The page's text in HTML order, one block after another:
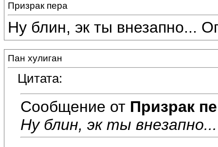
Призрак пера
Ну блин, эк ты внезапно...
Пан хулиган
Цитата:
Сообщение от Призрак
Ну блин, эк ты